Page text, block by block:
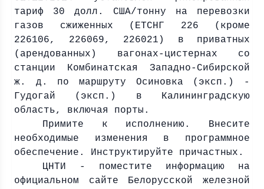
тариф 30 долл. США/тонну на перевозки
газов сжиженных (ЕТСНГ 226 (кроме
226106, 226069, 226021) в приватных
(арендованных) вагонах-цистернах со
станции Комбинатская Западно-Сибирской
ж. д. по маршруту Осиновка (эксп.) -
Гудогай (эксп.) в Калининградскую
область, включая порты.
Примите к исполнению. Внесите
необходимые изменения в программное
обеспечение. Инструктируйте причастных.
ЦНТИ - поместите информацию на
официальном сайте Белорусской железной